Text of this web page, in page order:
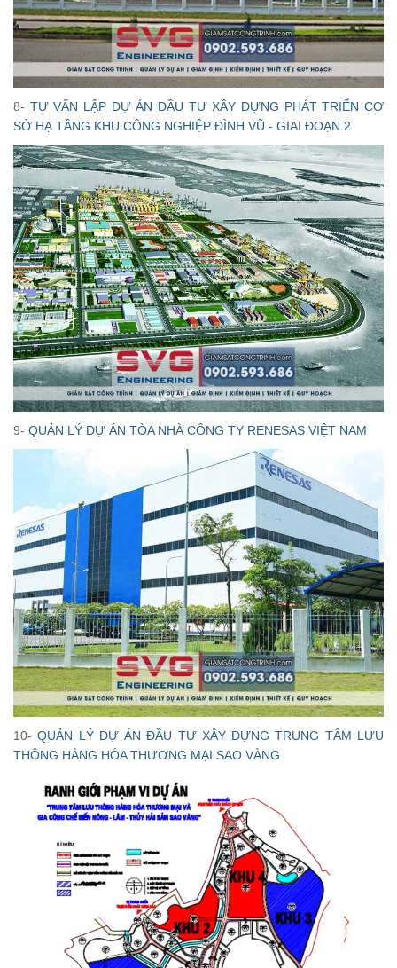
8- TƯ VẤN LẬP DỰ ÁN ĐẦU TƯ XÂY DỰNG PHÁT TRIỂN CƠ
SỞ HẠ TẦNG KHU CÔNG NGHIỆP ĐÌNH VŨ - GIAI ĐOẠN 2
9- QUẢN LÝ DỰ ÁN TÒA NHÀ CÔNG TY RENESAS VIỆT NAM
10-QUẢN LÝ DỰ ÁN ĐẦU TƯ XÂY DỰNG TRUNG TÂM LƯU
THÔNG HÀNG HÓA THƯƠNG MẠI SAO VÀNG